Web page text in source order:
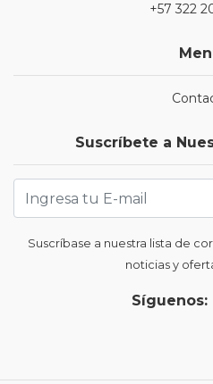
+57 322
Suscríbete a
Suscríbase a nuestra lista de
noticias y
Síguenos: